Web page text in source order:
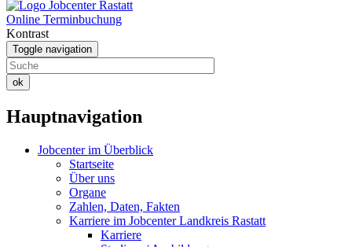
Online Terminbuchung
Kontrast
Toggle navigation
ok
Hauptnavigation
Jobcenter im Überblick
Startseite
Über uns
Organe
Zahlen, Daten, Fakten
Karriere im Jobcenter Landkreis Rastatt
Karriere